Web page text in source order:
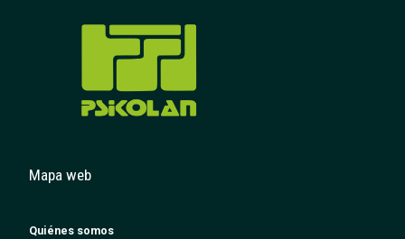
Mapa web
Quiénes somos